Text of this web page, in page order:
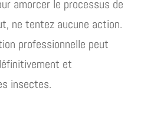
amorcer le processus de
ne tentez aucune action.
professionnelle peut
et
insectes.